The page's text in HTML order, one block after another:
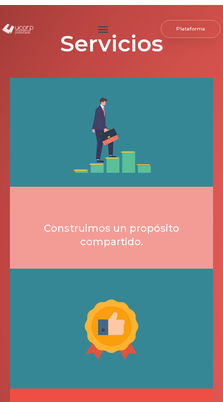
Plataforma
Servicios
Construimos un propósito
compartido.